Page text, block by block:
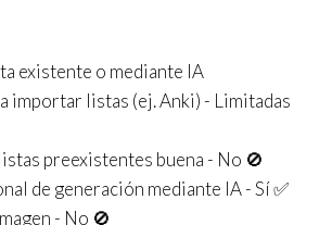
existente o mediante IA
importar listas (ej. Anki) - Limitadas
preexistentes buena - No 🚫
de generación mediante IA - Sí ✅
- No 🚫